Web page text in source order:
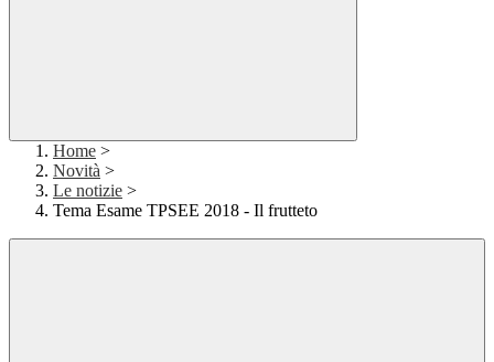
Home >
Novità >
Le notizie >
Tema Esame TPSEE 2018 - Il frutteto